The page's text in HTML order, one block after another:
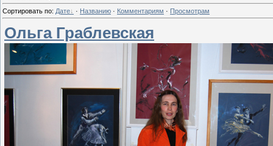
Сортировать по: Дате · Названию · Комментариям · Просмотрам
Ольга Граблевская